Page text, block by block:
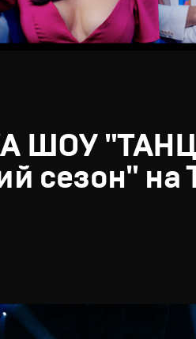
ШОУ
сезон" на